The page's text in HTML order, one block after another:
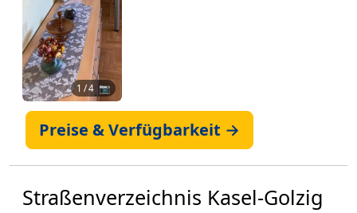
1 / 4 📷
Preise & Verfügbarkeit →
Straßenverzeichnis Kasel-Golzig